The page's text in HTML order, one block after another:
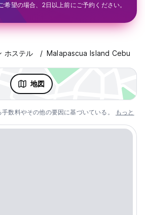
希望の場合、2日以上前にご予約ください。
ホステル Malapascua Island Cebu
地図
数料やその他の要因に基づいている。
もっと